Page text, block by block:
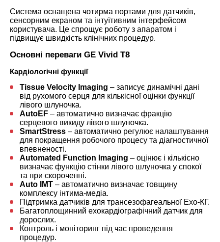
Система оснащена чотирма портами для датчиків,
сенсорним екраном та інтуїтивним інтерфейсом
користувача. Це спрощує роботу з апаратом і
підвищує швидкість клінічних процедур.
Основні переваги GE Vivid T8
Кардіологічні функції
Tissue Velocity Imaging – записує динамічні дані
від рухомого серця для кількісної оцінки функції
лівого шлуночка.
AutoEF – автоматично визначає фракцію
серцевого викиду лівого шлуночка.
SmartStress – автоматично регулює налаштування
для покращення робочого процесу та діагностичної
впевненості.
Automated Function Imaging – оцінює і кількісно
визначає функцію стінки лівого шлуночка у спокої
та при скороченні.
Auto IMT – автоматично визначає товщину
комплексу інтима-медіа.
Підтримка датчиків для трансезофагеальної Ехо-КГ.
Багатоплощинний ехокардіографічний датчик для
дорослих.
Контроль і моніторинг під час проведення
процедур.